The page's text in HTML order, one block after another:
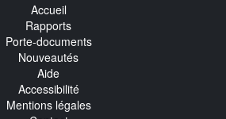
Accueil
Rapports
Porte-documents
Nouveautés
Aide
Accessibilité
Mentions légales